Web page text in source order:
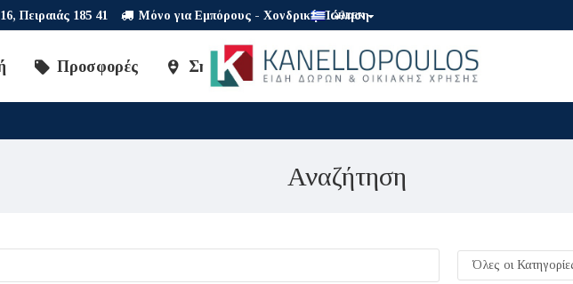
Πειραιάς 185 41 Μόνο για Εμπόρους - Χονδρική Πώληση
GREEK
Προσφορές Σημεία Πώλησης Brands
Αναζήτηση